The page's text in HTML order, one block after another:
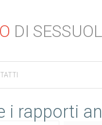
DI
i rapporti